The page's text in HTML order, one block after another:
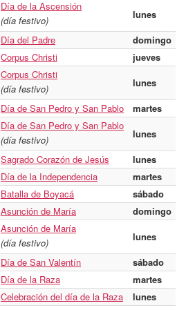
Día de la Ascensión
(día festivo)
lunes
Día del Padre
domingo
Corpus Christi
jueves
Corpus Christi
(día festivo)
lunes
Día de San Pedro y San Pablo
martes
Día de San Pedro y San Pablo
(día festivo)
lunes
Sagrado Corazón de Jesús
lunes
Día de la Independencia
martes
Batalla de Boyacá
sábado
Asunción de María
domingo
Asunción de María
(día festivo)
lunes
Día de San Valentín
sábado
Día de la Raza
martes
Celebración del día de la Raza
lunes